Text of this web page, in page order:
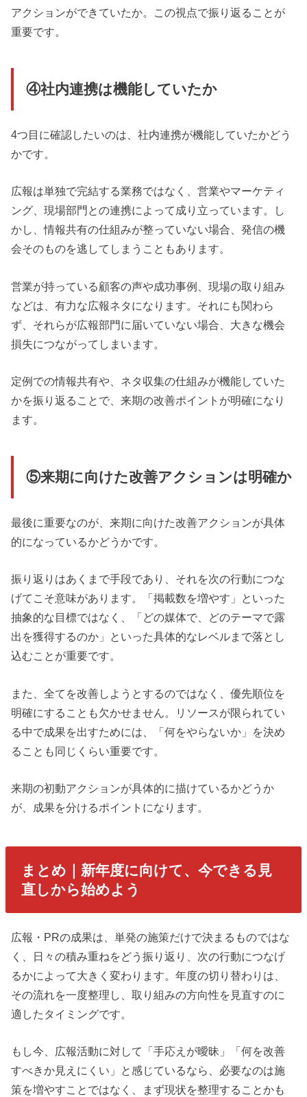
アクションができていたか。この視点で振り返ることが
重要です。
④社内連携は機能していたか
4つ目に確認したいのは、社内連携が機能していたかどう
かです。
広報は単独で完結する業務ではなく、営業やマーケティ
ング、現場部門との連携によって成り立っています。し
かし、情報共有の仕組みが整っていない場合、発信の機
会そのものを逃してしまうこともあります。
営業が持っている顧客の声や成功事例、現場の取り組み
などは、有力な広報ネタになります。それにも関わら
ず、それらが広報部門に届いていない場合、大きな機会
損失につながってしまいます。
定例での情報共有や、ネタ収集の仕組みが機能していた
かを振り返ることで、来期の改善ポイントが明確になり
ます。
⑤来期に向けた改善アクションは明確か
最後に重要なのが、来期に向けた改善アクションが具体
的になっているかどうかです。
振り返りはあくまで手段であり、それを次の行動につな
げてこそ意味があります。「掲載数を増やす」といった
抽象的な目標ではなく、「どの媒体で、どのテーマで露
出を獲得するのか」といった具体的なレベルまで落とし
込むことが重要です。
また、全てを改善しようとするのではなく、優先順位を
明確にすることも欠かせません。リソースが限られてい
る中で成果を出すためには、「何をやらないか」を決め
ることも同じくらい重要です。
来期の初動アクションが具体的に描けているかどうか
が、成果を分けるポイントになります。
まとめ｜新年度に向けて、今できる見
直しから始めよう
広報・PRの成果は、単発の施策だけで決まるものではな
く、日々の積み重ねをどう振り返り、次の行動につなげ
るかによって大きく変わります。年度の切り替わりは、
その流れを一度整理し、取り組みの方向性を見直すのに
適したタイミングです。
もし今、広報活動に対して「手応えが曖昧」「何を改善
すべきか見えにくい」と感じているなら、必要なのは施
策を増やすことではなく、まず現状を整理することかも